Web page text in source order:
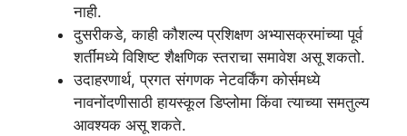
नाही.
दुसरीकडे, काही कौशल्य प्रशिक्षण अभ्यासक्रमांच्या पूर्व
शर्तींमध्ये विशिष्ट शैक्षणिक स्तराचा समावेश असू शकतो.
उदाहरणार्थ, प्रगत संगणक नेटवर्किंग कोर्समध्ये
नावनोंदणीसाठी हायस्कूल डिप्लोमा किंवा त्याच्या समतुल्य
आवश्यक असू शकते.